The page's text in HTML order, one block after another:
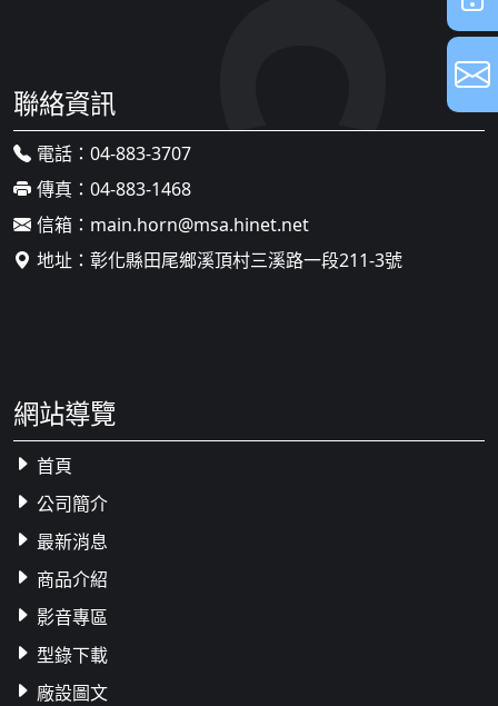
聯絡資訊
電話： 04-883-3707
傳真： 04-883-1468
信箱： main.horn@msa.hinet.net
地址： 彰化縣田尾鄉溪頂村三溪路一段211-3號
網站導覽
首頁
公司簡介
最新消息
商品介紹
影音專區
型錄下載
廠設圖文